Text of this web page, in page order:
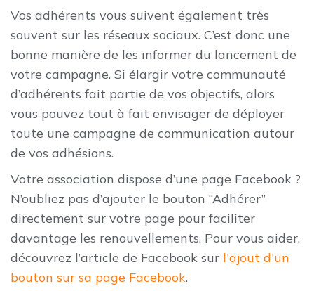
Vos adhérents vous suivent également très
souvent sur les réseaux sociaux. C’est donc une
bonne manière de les informer du lancement de
votre campagne. Si élargir votre communauté
d’adhérents fait partie de vos objectifs, alors
vous pouvez tout à fait envisager de déployer
toute une campagne de communication autour
de vos adhésions.
Votre association dispose d’une page Facebook ?
N’oubliez pas d’ajouter le bouton “Adhérer”
directement sur votre page pour faciliter
davantage les renouvellements. Pour vous aider,
découvrez l’article de Facebook sur l'ajout d'un
bouton sur sa page Facebook.